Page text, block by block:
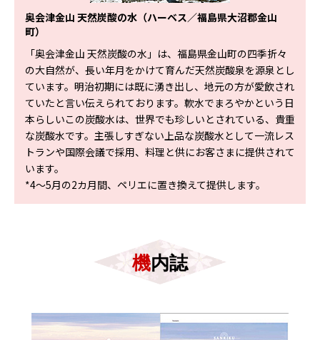
奥会津金山 天然炭酸の水（ハーベス／福島県大沼郡金山
町）
「奥会津金山 天然炭酸の水」は、福島県金山町の四季折々
の大自然が、長い年月をかけて育んだ天然炭酸泉を源泉とし
ています。明治初期には既に湧き出し、地元の方が愛飲され
ていたと言い伝えられております。軟水でまろやかという日
本らしいこの炭酸水は、世界でも珍しいとされている、貴重
な炭酸水です。主張しすぎない上品な炭酸水として一流レス
トランや国際会議で採用、料理と供にお客さまに提供されて
います。
*4～5月の2カ月間、ペリエに置き換えて提供します。
機内誌